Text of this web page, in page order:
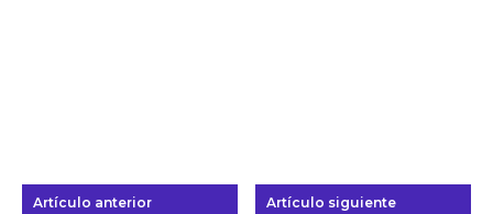
Artículo anterior Artículo siguiente